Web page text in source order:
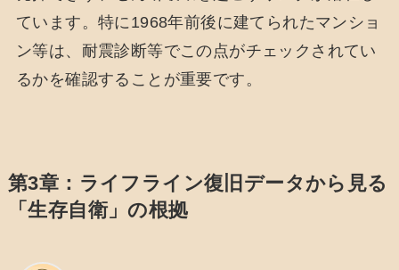
ています。特に1968年前後に建てられたマンショ
ン等は、耐震診断等でこの点がチェックされてい
るかを確認することが重要です。
第3章：ライフライン復旧データから見る
「生存自衛」の根拠